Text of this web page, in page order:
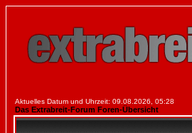
Aktuelles Datum und Uhrzeit: 09.08.2026, 05:28
Das Extrabreit-Forum Foren-Übersicht